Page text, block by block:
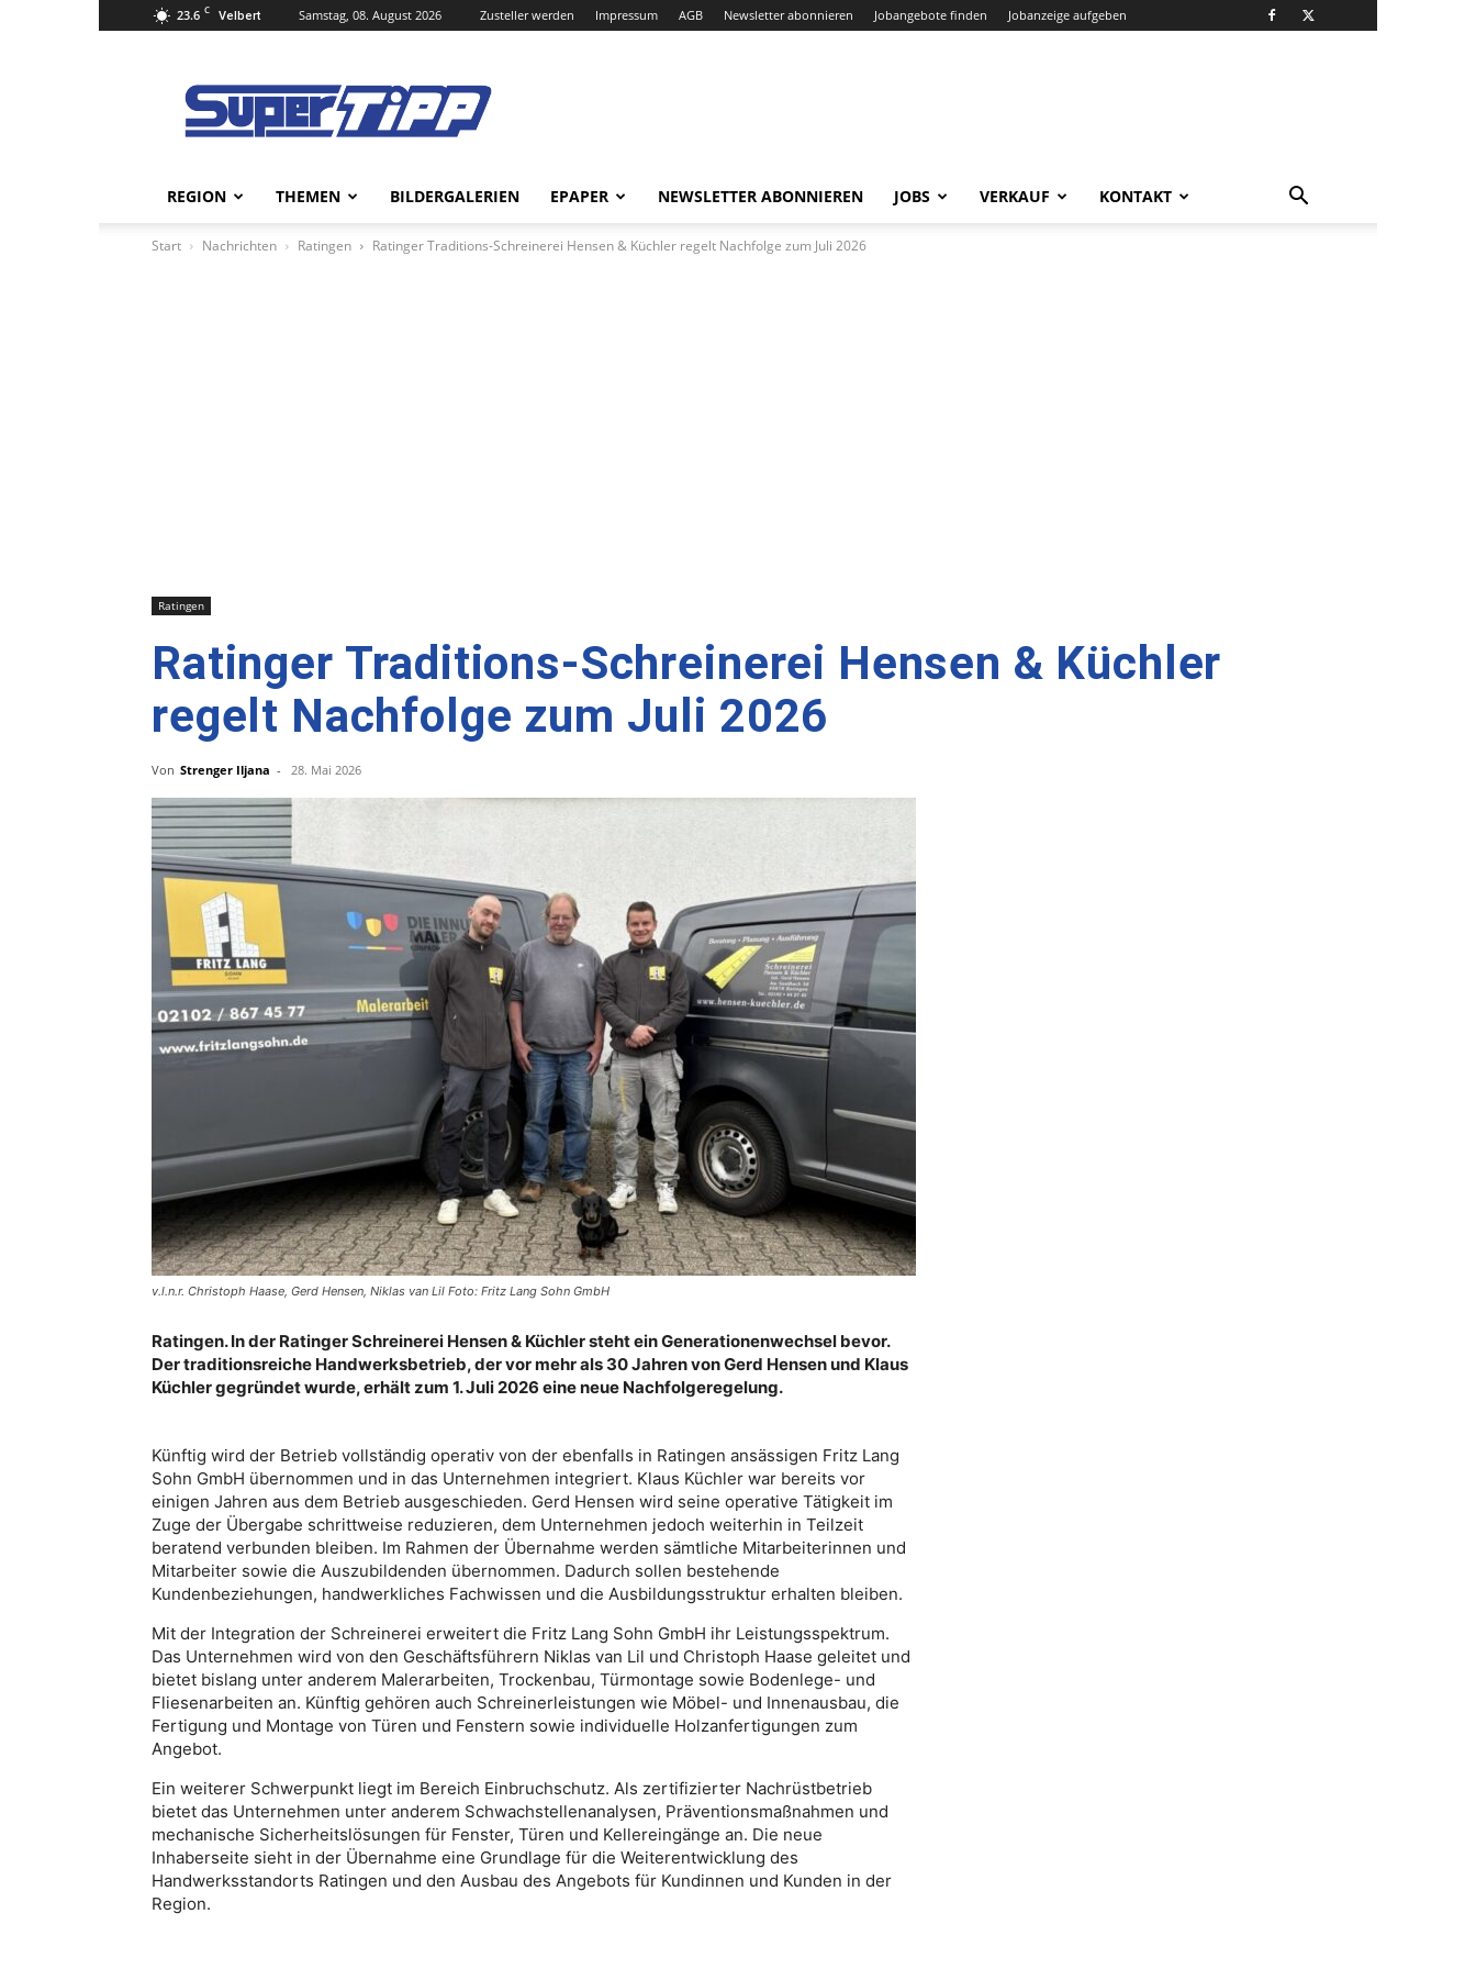
23.6 C Velbert Samstag, 08. August 2026 Zusteller werden Impressum AGB Newsletter abonnieren Jobangebote finden Jobanzeige aufgeben
Tipp
Online
REGION THEMEN BILDERGALERIEN EPAPER NEWSLETTER ABONNIEREN JOBS VERKAUF KONTAKT
Start Nachrichten Ratingen Ratinger Traditions-Schreinerei Hensen & Küchler regelt Nachfolge zum Juli 2026
Ratingen
Ratinger Traditions-Schreinerei Hensen & Küchler
regelt Nachfolge zum Juli 2026
Von Strenger Iljana - 28. Mai 2026
v.l.n.r. Christoph Haase, Gerd Hensen, Niklas van Lil Foto: Fritz Lang Sohn GmbH
Ratingen. In der Ratinger Schreinerei Hensen & Küchler steht ein Generationenwechsel bevor.
Der traditionsreiche Handwerksbetrieb, der vor mehr als 30 Jahren von Gerd Hensen und Klaus
Küchler gegründet wurde, erhält zum 1. Juli 2026 eine neue Nachfolgeregelung.
Künftig wird der Betrieb vollständig operativ von der ebenfalls in Ratingen ansässigen Fritz Lang
Sohn GmbH übernommen und in das Unternehmen integriert. Klaus Küchler war bereits vor
einigen Jahren aus dem Betrieb ausgeschieden. Gerd Hensen wird seine operative Tätigkeit im
Zuge der Übergabe schrittweise reduzieren, dem Unternehmen jedoch weiterhin in Teilzeit
beratend verbunden bleiben. Im Rahmen der Übernahme werden sämtliche Mitarbeiterinnen und
Mitarbeiter sowie die Auszubildenden übernommen. Dadurch sollen bestehende
Kundenbeziehungen, handwerkliches Fachwissen und die Ausbildungsstruktur erhalten bleiben.
Mit der Integration der Schreinerei erweitert die Fritz Lang Sohn GmbH ihr Leistungsspektrum.
Das Unternehmen wird von den Geschäftsführern Niklas van Lil und Christoph Haase geleitet und
bietet bislang unter anderem Malerarbeiten, Trockenbau, Türmontage sowie Bodenlege- und
Fliesenarbeiten an. Künftig gehören auch Schreinerleistungen wie Möbel- und Innenausbau, die
Fertigung und Montage von Türen und Fenstern sowie individuelle Holzanfertigungen zum
Angebot.
Ein weiterer Schwerpunkt liegt im Bereich Einbruchschutz. Als zertifizierter Nachrüstbetrieb
bietet das Unternehmen unter anderem Schwachstellenanalysen, Präventionsmaßnahmen und
mechanische Sicherheitslösungen für Fenster, Türen und Kellereingänge an. Die neue
Inhaberseite sieht in der Übernahme eine Grundlage für die Weiterentwicklung des
Handwerksstandorts Ratingen und den Ausbau des Angebots für Kundinnen und Kunden in der
Region.